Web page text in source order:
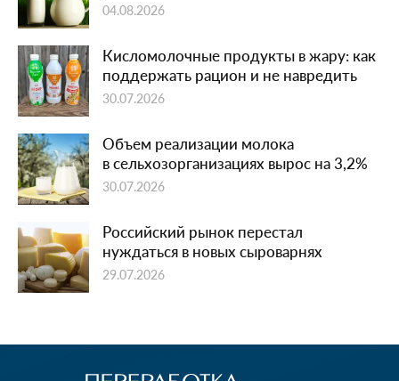
04.08.2026
Кисломолочные продукты в жару: как
поддержать рацион и не навредить
30.07.2026
Объем реализации молока
в сельхозорганизациях вырос на 3,2%
30.07.2026
Российский рынок перестал
нуждаться в новых сыроварнях
29.07.2026